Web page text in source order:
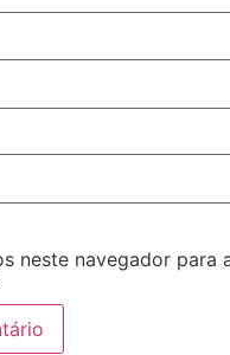
neste navegador para